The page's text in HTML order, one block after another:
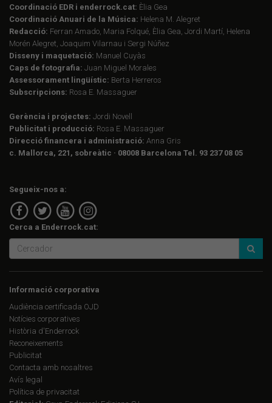
Coordinació EDR i enderrock.cat: Èlia Gea
Coordinació Anuari de la Música: Helena M. Alegret
Redacció: Ferran Amado, Maria Folqué, Èlia Gea, Jordi Martí, Helena
Morén Alegret, Joaquim Vilarnau i Sergi Núñez
Disseny i maquetació: Manuel Cuyàs
Caps de fotografia: Juan Miguel Morales
Assessorament lingüístic: Berta Herreros
Subscripcions: Rosa E. Massaguer
Gerència i projectes: Jordi Novell
Publicitat i producció: Rosa E. Massaguer
Direcció financera i administració: Anna Gris
c. Mallorca, 221, sobreàtic · 08008 Barcelona Tel. 93 237 08 05
Segueix-nos a:
Cerca a Enderrock.cat:
Informació corporativa
Audiència certificada OJD
Notícies corporatives
Història d'Enderrock
Reconeixements
Publicitat
Contacta amb nosaltres
Avís legal
Política de privacitat